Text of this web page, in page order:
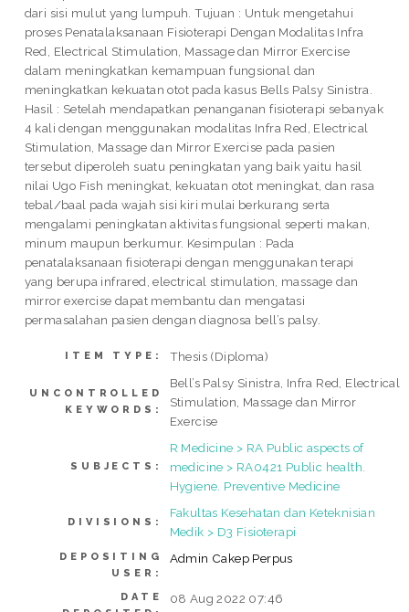
dari sisi mulut yang lumpuh. Tujuan : Untuk mengetahui
proses Penatalaksanaan Fisioterapi Dengan Modalitas Infra
Red, Electrical Stimulation, Massage dan Mirror Exercise
dalam meningkatkan kemampuan fungsional dan
meningkatkan kekuatan otot pada kasus Bells Palsy Sinistra.
Hasil : Setelah mendapatkan penanganan fisioterapi sebanyak
4 kali dengan menggunakan modalitas Infra Red, Electrical
Stimulation, Massage dan Mirror Exercise pada pasien
tersebut diperoleh suatu peningkatan yang baik yaitu hasil
nilai Ugo Fish meningkat, kekuatan otot meningkat, dan rasa
tebal/baal pada wajah sisi kiri mulai berkurang serta
mengalami peningkatan aktivitas fungsional seperti makan,
minum maupun berkumur. Kesimpulan : Pada
penatalaksanaan fisioterapi dengan menggunakan terapi
yang berupa infrared, electrical stimulation, massage dan
mirror exercise dapat membantu dan mengatasi
permasalahan pasien dengan diagnosa bell’s palsy.
ITEM TYPE: Thesis (Diploma)
UNCONTROLLED
KEYWORDS:
Bell’s Palsy Sinistra, Infra Red, Electrical
Stimulation, Massage dan Mirror
Exercise
SUBJECTS:
R Medicine > RA Public aspects of
medicine > RA0421 Public health.
Hygiene. Preventive Medicine
DIVISIONS:
Fakultas Kesehatan dan Keteknisian
Medik > D3 Fisioterapi
DEPOSITING
USER:
Admin Cakep Perpus
DATE
08 Aug 2022 07:46